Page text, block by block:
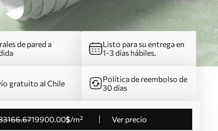
de pared a
Listo para su entrega en
1-3 días hábiles.
gratuito al Chile
Política de reembolso de
30 días
.6719900.00$/m²
Ver precio